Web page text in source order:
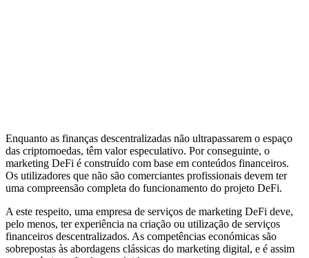
Enquanto as finanças descentralizadas não ultrapassarem o espaço
das criptomoedas, têm valor especulativo. Por conseguinte, o
marketing DeFi é construído com base em conteúdos financeiros.
Os utilizadores que não são comerciantes profissionais devem ter
uma compreensão completa do funcionamento do projeto DeFi.
A este respeito, uma empresa de serviços de marketing DeFi deve,
pelo menos, ter experiência na criação ou utilização de serviços
financeiros descentralizados. As competências económicas são
sobrepostas às abordagens clássicas do marketing digital, e é assim